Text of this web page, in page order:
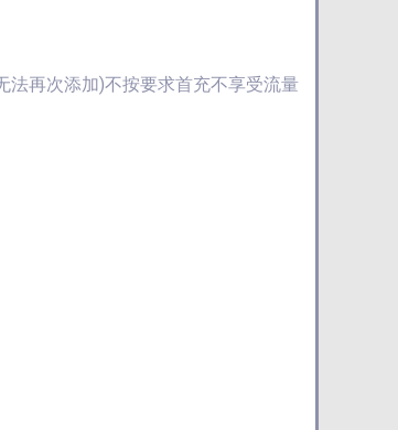
再次添加)不按要求首充不享受流量